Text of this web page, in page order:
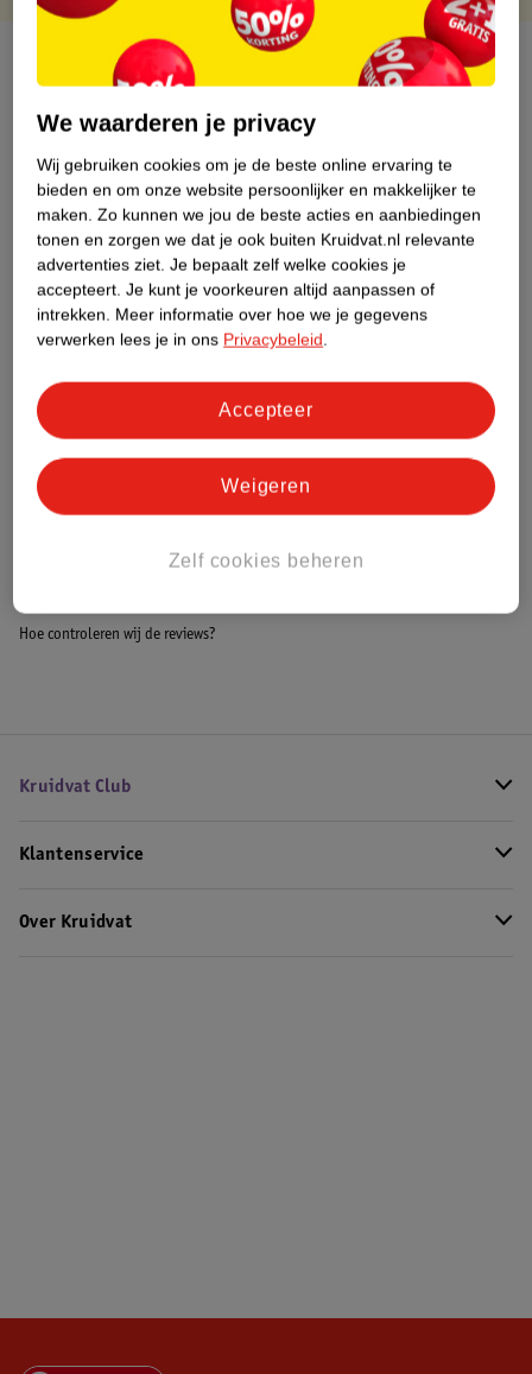
Over dit product
Productinformatie
Etiketinformatie
Nature Impact Score
Dit product heeft (nog) geen Nature
Impact Score.
Meer informatie
Bestel & Bezorginformatie
Hoe controleren wij de reviews?
Kruidvat Club
Klantenservice
Over Kruidvat
We waarderen je privacy
Wij gebruiken cookies om je de beste online ervaring te
bieden en om onze website persoonlijker en makkelijker te
maken. Zo kunnen we jou de beste acties en aanbiedingen
tonen en zorgen we dat je ook buiten Kruidvat.nl relevante
advertenties ziet. Je bepaalt zelf welke cookies je
accepteert. Je kunt je voorkeuren altijd aanpassen of
intrekken. Meer informatie over hoe we je gegevens
verwerken lees je in ons Privacybeleid.
Zelf cookies beheren
Weigeren
Accepteer